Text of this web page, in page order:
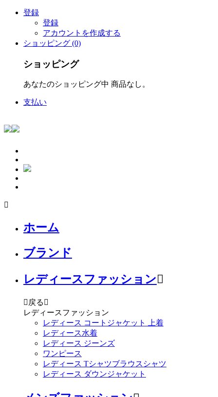
登録
登録
アカウントを作成する
ショッピング (0)
ショッピング
あなたのショッピング中 商品なし。
支払い

ホーム
ブランド
レディースファッション
 戻る 
レディースファッション
レディース コートジャケット 上着
レディース水着
レディース ジーンズ
ワンピース
レディース Tシャツブラウスシャツ
レディース ダウンジャケット